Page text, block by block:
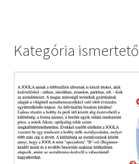
Kategória ismertető